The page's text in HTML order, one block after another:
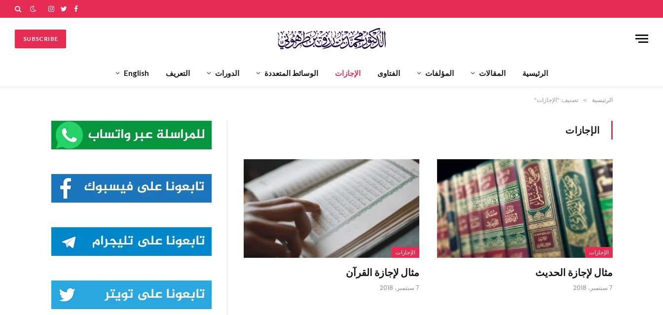
فيسبوك
تويترالانستغرام
SUBSCRIBE
الرئيسية المقالات المؤلفات الفتاوى الإجازات الوسائط المتعددة الدورات التعريف English
الرئيسية » تصنيف: "الإجازات"
الإجازات
الإجازات
مثال لإجازة الحديث
7 سبتمبر، 2018
الإجازات
مثال لإجازة القرآن
7 سبتمبر، 2018